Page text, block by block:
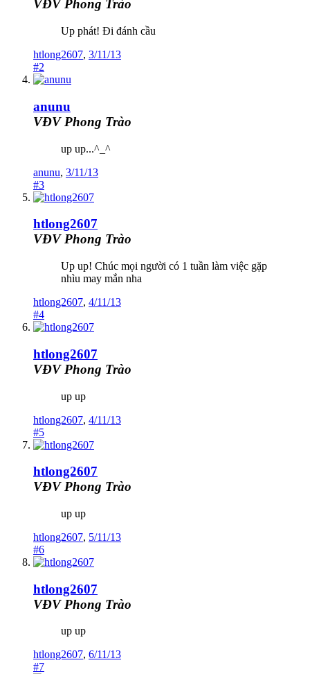
VĐV Phong Trào
Up phát! Đi đánh cầu
htlong2607, 3/11/13
#2
anunu
VĐV Phong Trào
up up...^_^
anunu, 3/11/13
#3
htlong2607
VĐV Phong Trào
Up up! Chúc mọi người có 1 tuần làm việc gặp
nhìu may mắn nha
htlong2607, 4/11/13
#4
htlong2607
VĐV Phong Trào
up up
htlong2607, 4/11/13
#5
htlong2607
VĐV Phong Trào
up up
htlong2607, 5/11/13
#6
htlong2607
VĐV Phong Trào
up up
htlong2607, 6/11/13
#7